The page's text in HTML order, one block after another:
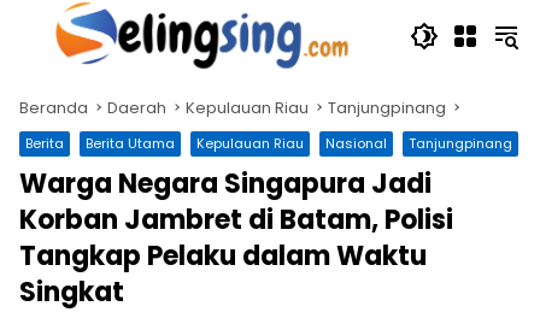
Langsung
Beranda Daerah Kepulauan Riau Tanjungpinang
Berita Berita Utama Kepulauan Riau Nasional Tanjungpinang
Warga Negara Singapura Jadi
Korban Jambret di Batam, Polisi
Tangkap Pelaku dalam Waktu
Singkat